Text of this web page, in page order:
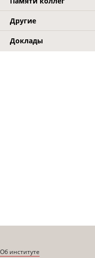
Другие
Доклады
Об институте